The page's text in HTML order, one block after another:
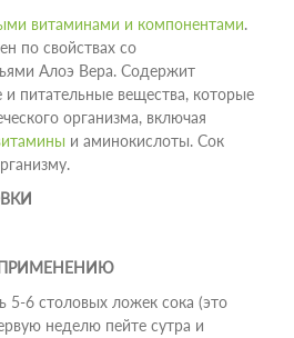
витаминами и компонентами.
по свойствах со
Алоэ Вера. Содержит
и питательные вещества, которые
организма, включая
и аминокислоты. Сок
5-6 столовых ложек сока (это
неделю пейте сутра и